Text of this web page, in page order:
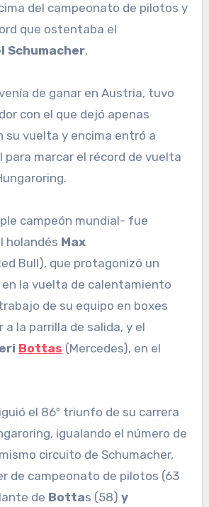
del campeonato de pilotos y
que ostentaba el
Schumacher.
de ganar en Austria, tuvo
con el que dejó apenas
su vuelta y encima entró a
para marcar el récord de vuelta
campeón mundial- fue
holandés Max
Bull), que protagonizó un
la vuelta de calentamiento
de su equipo en boxes
a la parrilla de salida, y el
Bottas (Mercedes), en el
el 86º triunfo de su carrera
igualando el número de
circuito de Schumacher,
de campeonato de pilotos (63
de Bottas (58) y